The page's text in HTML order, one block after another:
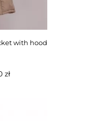
with hood
zł